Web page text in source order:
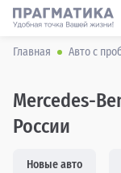
Главная Авто с
Mercedes-
России
Новые авто